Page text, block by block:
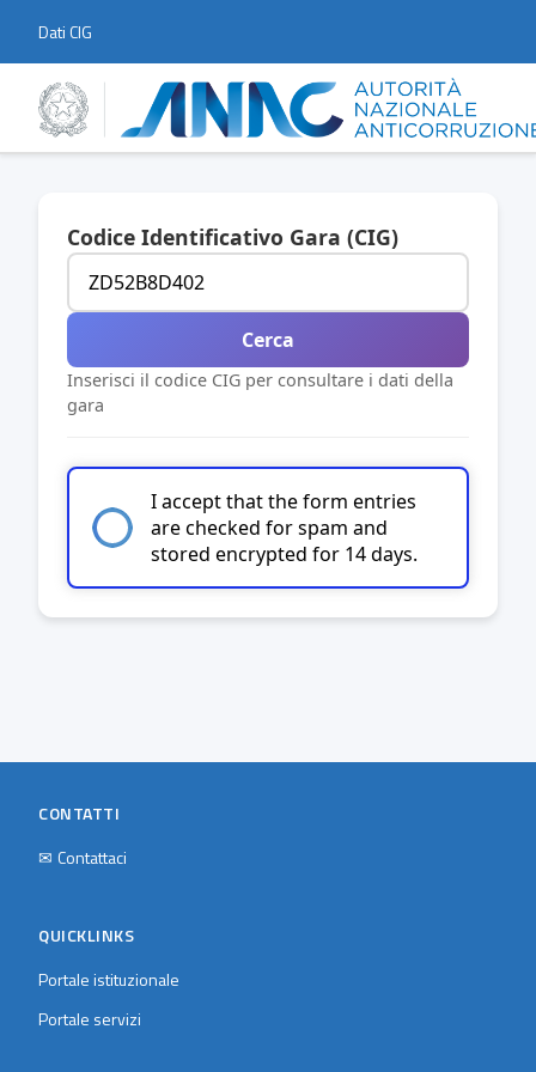
Dati CIG
Codice Identificativo Gara (CIG)
Cerca
Inserisci il codice CIG per consultare i dati della
gara
I accept that the form entries
are checked for spam and
stored encrypted for 14 days.
CONTATTI
✉ Contattaci
QUICKLINKS
Portale istituzionale
Portale servizi